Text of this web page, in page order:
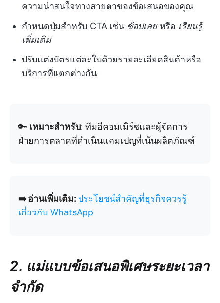
ความน่าสนใจทางสายตาของข้อเสนอของคุณ
กำหนดปุ่มสำหรับ CTA เช่น ช้อปเลยหรือ เรียนรู้
เพิ่มเติม
ปรับแต่งบัตรแต่ละใบด้วยรายละเอียดสินค้าหรือ
บริการที่แตกต่างกัน
🔑 เหมาะสำหรับ: ทีมอีคอมเมิร์ซและผู้จัดการ
ฝ่ายการตลาดที่ดำเนินแคมเปญที่เน้นผลิตภัณฑ์
➡️ อ่านเพิ่มเติม: ประโยชน์สำคัญที่ธุรกิจควรรู้
เกี่ยวกับ WhatsApp
2. แม่แบบข้อเสนอพิเศษระยะเวลา
จำกัด